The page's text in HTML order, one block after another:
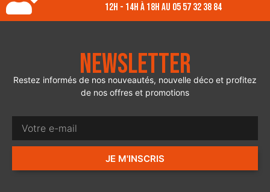
12h - 14h à 18h au 05 57 32 38 84
Newsletter
Restez informés de nos nouveautés, nouvelle déco et profitez
de nos offres et promotions
JE M'INSCRIS